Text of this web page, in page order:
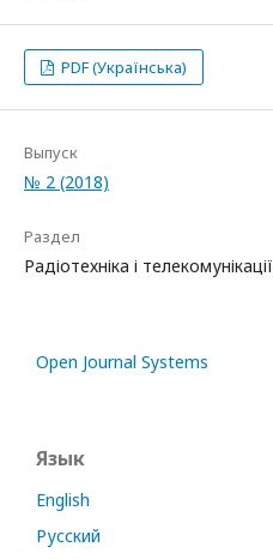
PDF (Українська)
Выпуск
№ 2 (2018)
Раздел
Радіотехніка і телекомунікації
Open Journal Systems
Язык
English
Русский